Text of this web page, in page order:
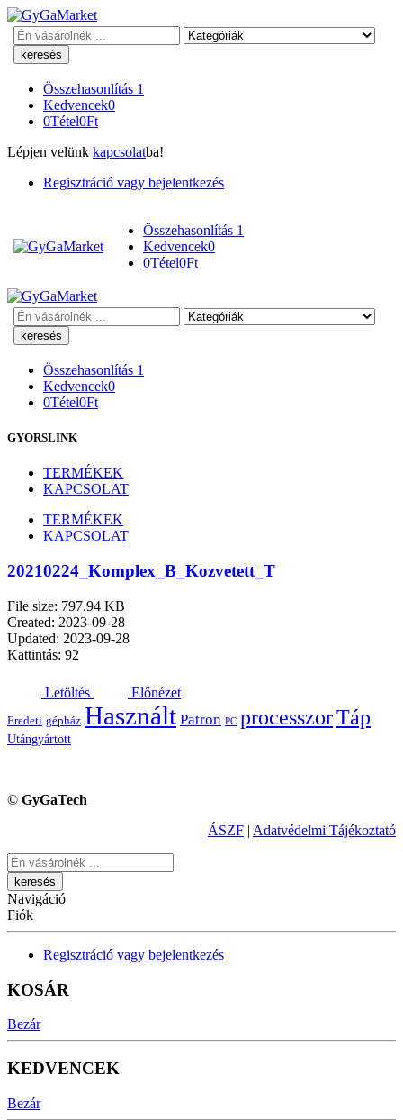
Keresés
Összehasonlítás 1
Kedvencek0
0Tétel0Ft
Lépjen velünk kapcsolatba!
Regisztráció vagy bejelentkezés
Összehasonlítás 1
Kedvencek0
0Tétel0Ft
Keresés
Összehasonlítás 1
Kedvencek0
0Tétel0Ft
GYORSLINK
TERMÉKEK
KAPCSOLAT
TERMÉKEK
KAPCSOLAT
20210224_Komplex_B_Kozvetett_T
File size: 797.94 KB
Created: 2023-09-28
Updated: 2023-09-28
Kattintás: 92
Letöltés Előnézet
Eredeti gépház Használt Patron PC processzorTáp
Utángyártott
© GyGaTech
ÁSZF | Adatvédelmi Tájékoztató
Keresés
Navigáció
Fiók
Regisztráció vagy bejelentkezés
KOSÁR
Bezár
KEDVENCEK
Bezár